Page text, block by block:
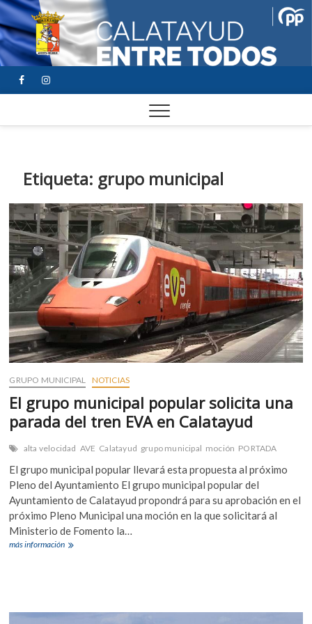
FACEBOOK
YOUTUBE
INSTAGRAM
Etiqueta: grupo municipal
GRUPO MUNICIPAL NOTICIAS
El grupo municipal popular solicita una
parada del tren EVA en Calatayud
alta velocidad AVE Calatayud grupo municipal moción PORTADA
El grupo municipal popular llevará esta propuesta al próximo
Pleno del Ayuntamiento El grupo municipal popular del
Ayuntamiento de Calatayud propondrá para su aprobación en el
próximo Pleno Municipal una moción en la que solicitará al
Ministerio de Fomento la…
más informaciónEl